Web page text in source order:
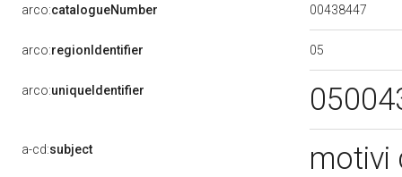
arco:catalogueNumber 00438447
arco:regionIdentifier 05
arco:uniqueIdentifier
a-cd:subject motivi